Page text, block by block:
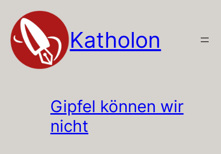
Inhalt
springen
Katholon
Gipfel können wir
nicht